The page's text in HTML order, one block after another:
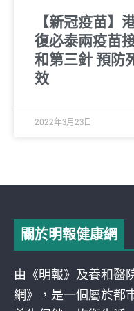
【新冠疫苗】
復必泰兩疫苗
和第三針 預防
效
2022年3月23日
關於明報健康網
由《明報》及養和醫
網》，是一個屬於都